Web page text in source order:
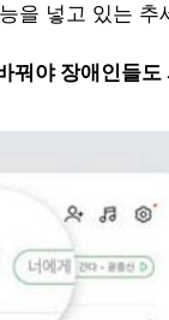
을 넣고 있는 추
야 장애인들도